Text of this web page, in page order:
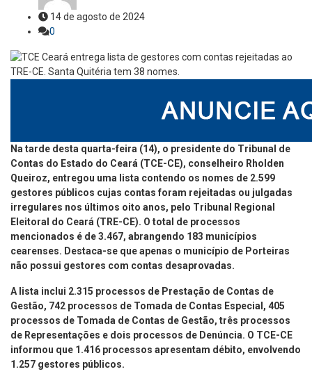
14 de agosto de 2024
0
Na tarde desta quarta-feira (14), o presidente do Tribunal de
Contas do Estado do Ceará (TCE-CE), conselheiro Rholden
Queiroz, entregou uma lista contendo os nomes de 2.599
gestores públicos cujas contas foram rejeitadas ou julgadas
irregulares nos últimos oito anos, pelo Tribunal Regional
Eleitoral do Ceará (TRE-CE). O total de processos
mencionados é de 3.467, abrangendo 183 municípios
cearenses. Destaca-se que apenas o município de Porteiras
não possui gestores com contas desaprovadas.
A lista inclui 2.315 processos de Prestação de Contas de
Gestão, 742 processos de Tomada de Contas Especial, 405
processos de Tomada de Contas de Gestão, três processos
de Representações e dois processos de Denúncia. O TCE-CE
informou que 1.416 processos apresentam débito, envolvendo
1.257 gestores públicos.